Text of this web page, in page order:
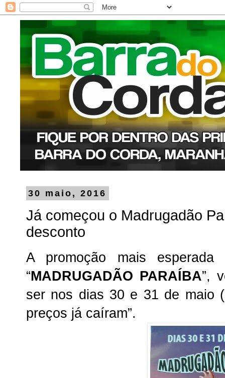
30 maio, 2016
Já começou o Madrugadão
desconto
A promoção mais
“MADRUGADÃO PARAÍBA”,
ser nos dias 30 e 31 de maio
preços já caíram”.